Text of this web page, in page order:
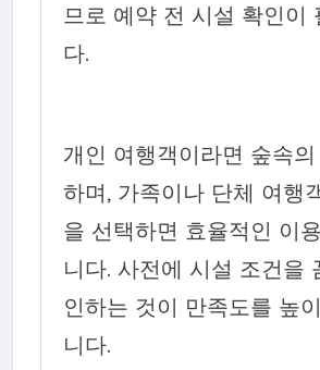
므로 예약 전 시설 확인이
다.
개인 여행객이라면 숲속
하며, 가족이나 단체 여행
을 선택하면 효율적인 이
니다. 사전에 시설 조건을
인하는 것이 만족도를 높
니다.